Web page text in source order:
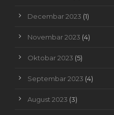
Decembar 2023 (1)
Novembar 2023 (4)
Oktobar 2023 (5)
Septembar 2023 (4)
August 2023 (3)